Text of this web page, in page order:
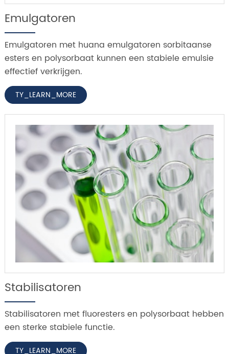
Emulgatoren
Emulgatoren met huana emulgatoren sorbitaanse
esters en polysorbaat kunnen een stabiele emulsie
effectief verkrijgen.
TY_LEARN_MORE
Stabilisatoren
Stabilisatoren met fluoresters en polysorbaat hebben
een sterke stabiele functie.
TY_LEARN_MORE